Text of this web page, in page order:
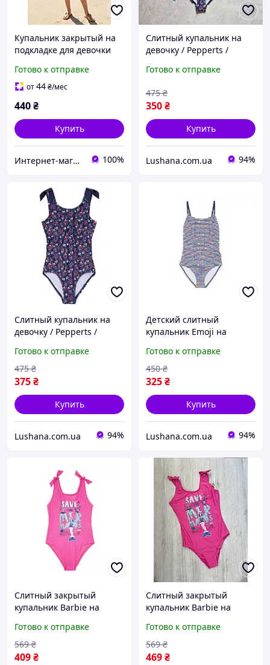
Купальник закрытый на
подкладке для девочки
14Y)
Готово к отправке
от44₴/мес
440₴
Купить
Интернет-магазин "Детки" 100%
Слитный купальник на
девочку / Pepperts /
лет
Готово к отправке
350₴
475 ₴
Купить
Lushana.com.ua 94%
Слитный купальник на
девочку / Pepperts /
лет
Готово к отправке
375₴
475 ₴
Купить
Lushana.com.ua 94%
Детский слитный
купальник Emoji на
164, 12-14 лет
Готово к отправке
325₴
450 ₴
Купить
Lushana.com.ua 94%
Слитный закрытый
купальник Barbie на
лет
Готово к отправке
409₴
569 ₴
Слитный закрытый
купальник Barbie на
лет
Готово к отправке
469₴
569 ₴